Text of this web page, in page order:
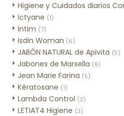
Higiene y Cuidados diarios
Ictyane (1)
Intim (7)
Isdin Woman (6)
JABÓN NATURAL de Apivita (5)
Jabones de Marsella (8)
Jean Marie Farina (5)
Kératosane (1)
Lambda Control (2)
LETIAT4 Higiene (3)